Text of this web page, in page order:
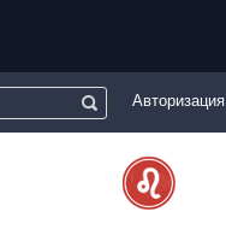
Авторизация